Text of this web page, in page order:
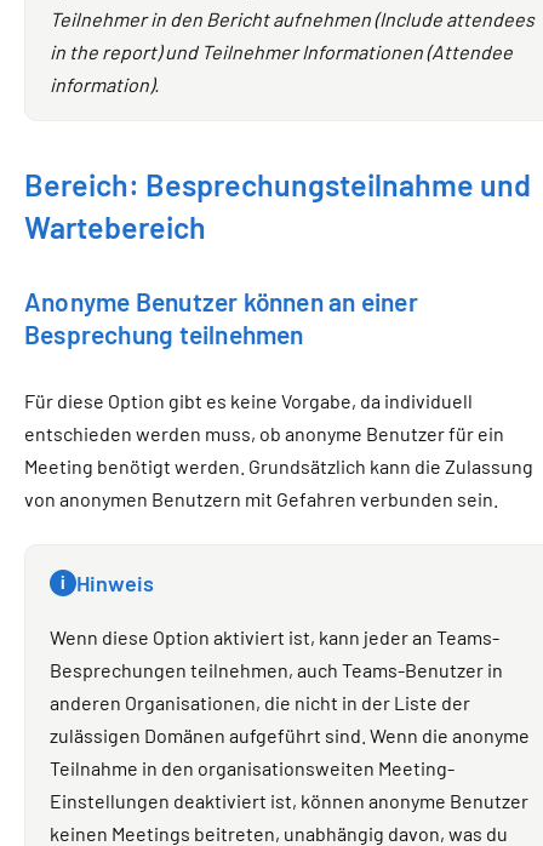
Teilnehmer in den Bericht aufnehmen (Include attendees
in the report) und Teilnehmer Informationen (Attendee
information).
Bereich: Besprechungsteilnahme und
Wartebereich
Anonyme Benutzer können an einer
Besprechung teilnehmen
Für diese Option gibt es keine Vorgabe, da individuell
entschieden werden muss, ob anonyme Benutzer für ein
Meeting benötigt werden. Grundsätzlich kann die Zulassung
von anonymen Benutzern mit Gefahren verbunden sein.
i Hinweis
Wenn diese Option aktiviert ist, kann jeder an Teams-
Besprechungen teilnehmen, auch Teams-Benutzer in
anderen Organisationen, die nicht in der Liste der
zulässigen Domänen aufgeführt sind. Wenn die anonyme
Teilnahme in den organisationsweiten Meeting-
Einstellungen deaktiviert ist, können anonyme Benutzer
keinen Meetings beitreten, unabhängig davon, was du